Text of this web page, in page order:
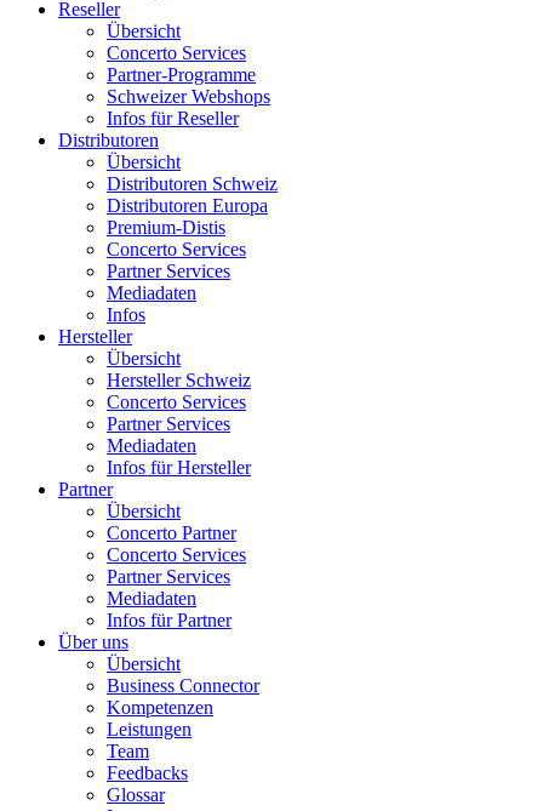
Reseller
Übersicht
Concerto Services
Partner-Programme
Schweizer Webshops
Infos für Reseller
Distributoren
Übersicht
Distributoren Schweiz
Distributoren Europa
Premium-Distis
Concerto Services
Partner Services
Mediadaten
Infos
Hersteller
Übersicht
Hersteller Schweiz
Concerto Services
Partner Services
Mediadaten
Infos für Hersteller
Partner
Übersicht
Concerto Partner
Concerto Services
Partner Services
Mediadaten
Infos für Partner
Über uns
Übersicht
Business Connector
Kompetenzen
Leistungen
Team
Feedbacks
Glossar